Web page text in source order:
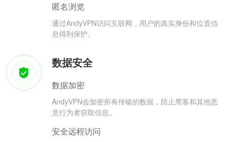
匿名浏览
通过AndyVPN访问互联网，用户的真实身份和位置信
息得到保护。
数据安全
数据加密
AndyVPN会加密所有传输的数据，防止黑客和其他恶
意行为者窃取信息。
安全远程访问